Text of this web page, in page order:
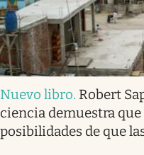
Nuevo libro. Robert
ciencia demuestra
posibilidades de que